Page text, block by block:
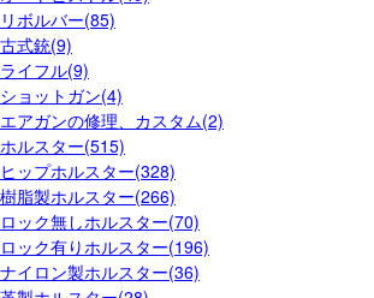
リボルバー(85)
古式銃(9)
ライフル(9)
ショットガン(4)
エアガンの修理、カスタム(2)
ホルスター(515)
ヒップホルスター(328)
樹脂製ホルスター(266)
ロック無しホルスター(70)
ロック有りホルスター(196)
ナイロン製ホルスター(36)